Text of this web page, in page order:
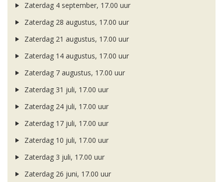
Zaterdag 4 september, 17.00 uur
Zaterdag 28 augustus, 17.00 uur
Zaterdag 21 augustus, 17.00 uur
Zaterdag 14 augustus, 17.00 uur
Zaterdag 7 augustus, 17.00 uur
Zaterdag 31 juli, 17.00 uur
Zaterdag 24 juli, 17.00 uur
Zaterdag 17 juli, 17.00 uur
Zaterdag 10 juli, 17.00 uur
Zaterdag 3 juli, 17.00 uur
Zaterdag 26 juni, 17.00 uur